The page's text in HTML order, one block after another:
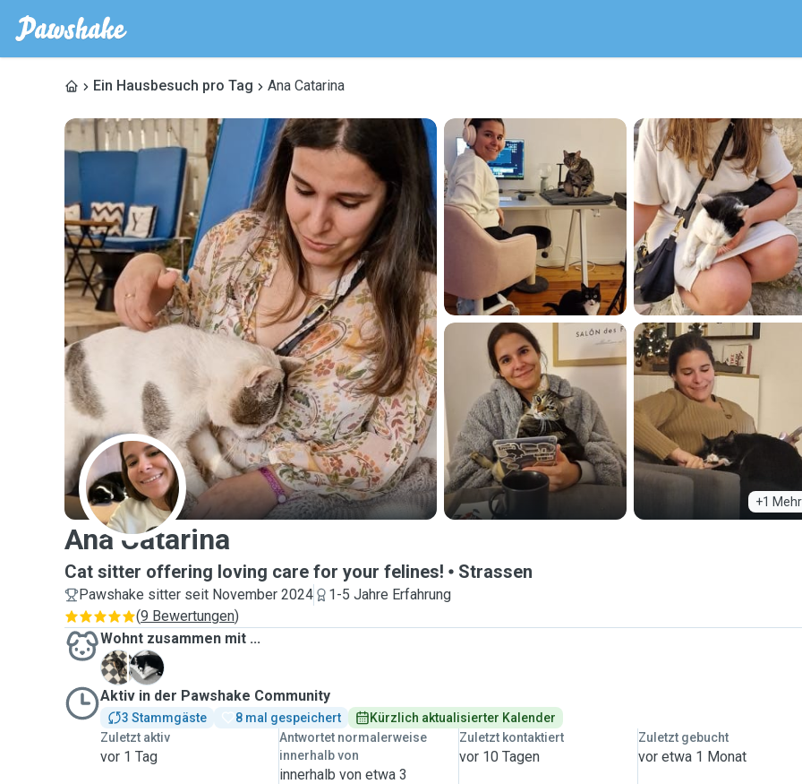
Ein Hausbesuch pro Tag Ana Catarina
+1 Mehr
A
Ana Catarina
Cat sitter offering loving care for your felines! Strassen
Pawshake sitter seit November 2024
1-5 Jahre Erfahrung
(9 Bewertungen)
Wohnt zusammen mit ...
T
Y
Aktiv in der Pawshake Community
3 Stammgäste 8 mal gespeichert
Kürzlich aktualisierter Kalender
Zuletzt aktiv
vor 1 Tag
Antwortet normalerweise
innerhalb von
innerhalb von etwa 3
Zuletzt kontaktiert
vor 10 Tagen
Zuletzt gebucht
vor etwa 1 Monat